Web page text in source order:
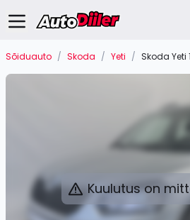
Sõiduauto / Skoda / Yeti / Skoda Yeti
Kuulutus on